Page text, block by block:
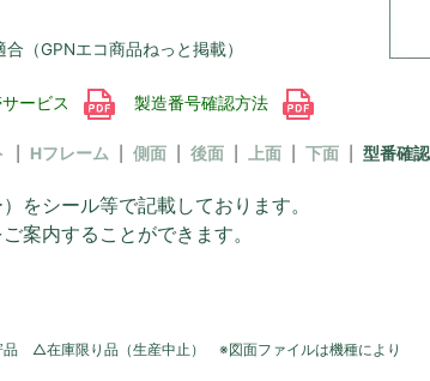
（GPNエコ商品ねっと掲載）
ービス 製造番号確認方法
Hフレーム 側面 後面 上面 下面 型番確
をシール等で記載しております。
案内することができます。
△在庫限り品（生産中止） ※図面ファイルは機種により